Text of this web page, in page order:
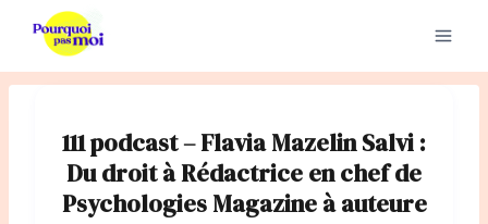
contenu
111 podcast – Flavia Mazelin Salvi :
Du droit à Rédactrice en chef de
Psychologies Magazine à auteure